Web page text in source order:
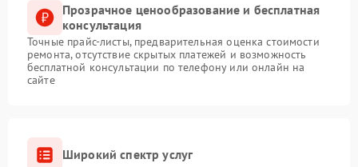
Прозрачное ценообразование и бесплатная
консультация
Точные прайс-листы, предварительная оценка стоимости
ремонта, отсутствие скрытых платежей и возможность
бесплатной консультации по телефону или онлайн на
сайте
Широкий спектр услуг